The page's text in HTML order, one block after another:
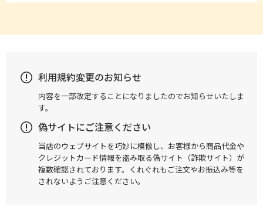
利用規約変更のお知らせ
内容を一部改定することになりましたのでお知らせいたしま
す。
偽サイトにご注意ください
当店のウェブサイトを巧妙に模倣し、お客様から商品代金や
クレジットカード情報を盗み取る偽サイト（詐欺サイト）が
複数確認されております。くれぐれもご注文やお振込み等を
されないようご注意ください。